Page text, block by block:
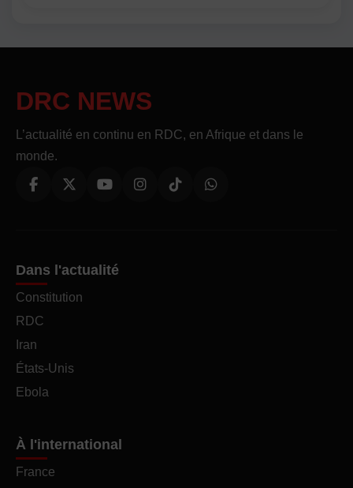
DRC NEWS
L’actualité en continu en RDC, en Afrique et dans le
monde.
Dans l'actualité
Constitution
RDC
Iran
États-Unis
Ebola
À l'international
France